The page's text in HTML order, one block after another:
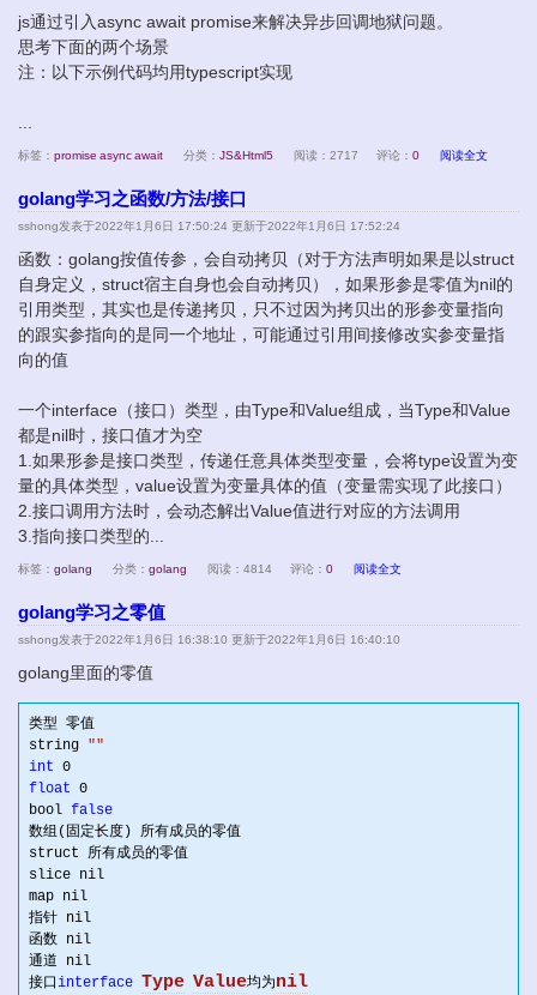
js通过引入async await promise来解决异步回调地狱问题。
思考下面的两个场景
注：以下示例代码均用typescript实现
标签： promise asyncawait 分类： JS&Html5 阅读：2717 评论： 0 阅读全文
golang学习之函数/方法/接口
sshong发表于2022年1月6日 17:50:24 更新于2022年1月6日 17:52:24
函数：golang按值传参，会自动拷贝（对于方法声明如果是以struct
自身定义，struct宿主自身也会自动拷贝），如果形参是零值为nil的
引用类型，其实也是传递拷贝，只不过因为拷贝出的形参变量指向
的跟实参指向的是同一个地址，可能通过引用间接修改实参变量指
向的值
一个interface（接口）类型，由Type和Value组成，当Type和Value
都是nil时，接口值才为空
1.如果形参是接口类型，传递任意具体类型变量，会将type设置为变
量的具体类型，value设置为变量具体的值（变量需实现了此接口）
2.接口调用方法时，会动态解出Value值进行对应的方法调用
3.指向接口类型的...
标签： golang 分类： golang 阅读：4814 评论： 0 阅读全文
golang学习之零值
sshong发表于2022年1月6日 16:38:10 更新于2022年1月6日 16:40:10
golang里面的零值
类型 零值
string ""
int 0
float 0
bool false
数组(固定长度) 所有成员的零值
struct 所有成员的零值
slice nil
map nil
指针 nil
函数 nil
通道 nil
接口 interface Type Value均为nil